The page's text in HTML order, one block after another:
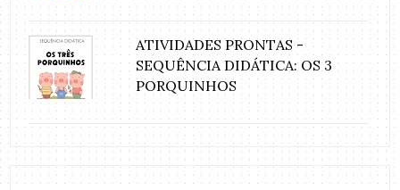
ATIVIDADES PRONTAS -
SEQUÊNCIA DIDÁTICA: OS 3
PORQUINHOS